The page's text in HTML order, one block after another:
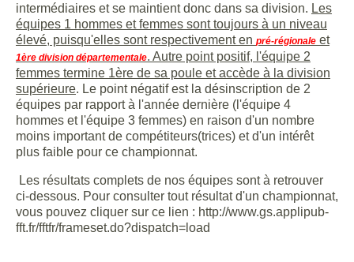
intermédiaires et se maintient donc dans sa division. Les
équipes 1 hommes et femmes sont toujours à un niveau
élevé, puisqu'elles sont respectivement en pré-régionale et
1ère division départementale. Autre point positif, l'équipe 2
femmes termine 1ère de sa poule et accède à la division
supérieure. Le point négatif est la désinscription de 2
équipes par rapport à l'année dernière (l'équipe 4
hommes et l'équipe 3 femmes) en raison d'un nombre
moins important de compétiteurs(trices) et d'un intérêt
plus faible pour ce championnat.
Les résultats complets de nos équipes sont à retrouver
ci-dessous. Pour consulter tout résultat d'un championnat,
vous pouvez cliquer sur ce lien : http://www.gs.applipub-
fft.fr/fftfr/frameset.do?dispatch=load